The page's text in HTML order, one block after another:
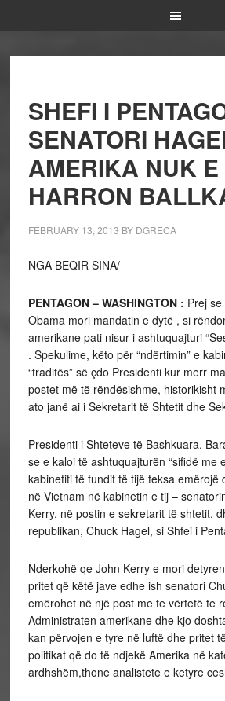
SHEFI I
SENATORI
AMERIKA NUK E
HARRON
FEBRUARY 13, 2013 BY DGRECA
NGA BEQIR SINA/
PENTAGON – WASHINGTON : Prej
Obama mori mandatin e dytë , si
amerikane pati nisur i ashtuquajturi
. Spekulime, këto për “ndërtimin” e
“traditës” së çdo Presidenti kur merr
postet më të rëndësishme, historikisht
ato janë ai i Sekretarit të Shtetit dhe
Presidenti i Shteteve të Bashkuara,
se e kaloi të ashtuquajturën “sifidë me
kabinetiti të fundit të tijë teksa emërojë
në Vietnam në kabinetin e tij –
Kerry, në postin e sekretarit të shtetit,
republikan, Chuck Hagel, si Shfei i
Nderkohë qe John Kerry e mori
pritet që këtë jave edhe ish senatori
emërohet në një post me te vërtetë te
Administraten amerikane dhe kjo
kan përvojen e tyre në luftë dhe pritet
politikat që do të ndjekë Amerika në
ardhshëm,thone analistete e ketyre